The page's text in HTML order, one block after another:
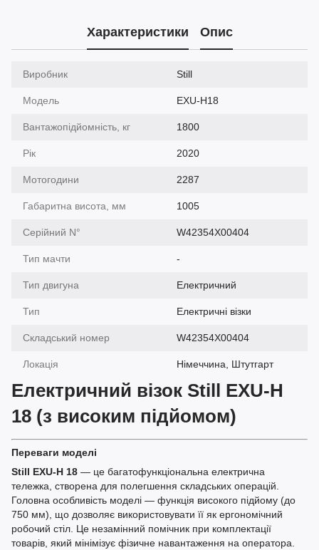
Характеристики Опис
Виробник Still
Модель EXU-H18
Вантажопідйомність, кг 1800
Рік 2020
Мотогодини 2287
Габаритна висота, мм 1005
Серійний N° W42354X00404
Тип мачти -
Тип двигуна Електричний
Тип Електричні візки
Складський номер W42354X00404
Локація Німеччина, Штутгарт
Електричний візок Still EXU-H
18 (з високим підйомом)
Переваги моделі
Still EXU-H 18 — це багатофункціональна електрична
тележка, створена для полегшення складських операцій.
Головна особливість моделі — функція високого підйому (до
750 мм), що дозволяє використовувати її як ергономічний
робочий стіл. Це незамінний помічник при комплектації
товарів, який мінімізує фізичне навантаження на оператора.